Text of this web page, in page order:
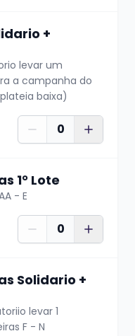
palcos.
+
levar um
a campanha do
baixa)
0
1° Lote
- E
0
Solidario +
levar 1
F - N